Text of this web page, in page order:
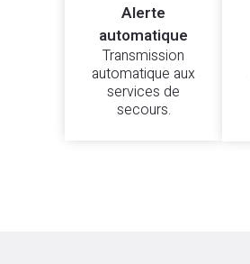
Alerte
automatique
Transmission
automatique aux
services de
secours.